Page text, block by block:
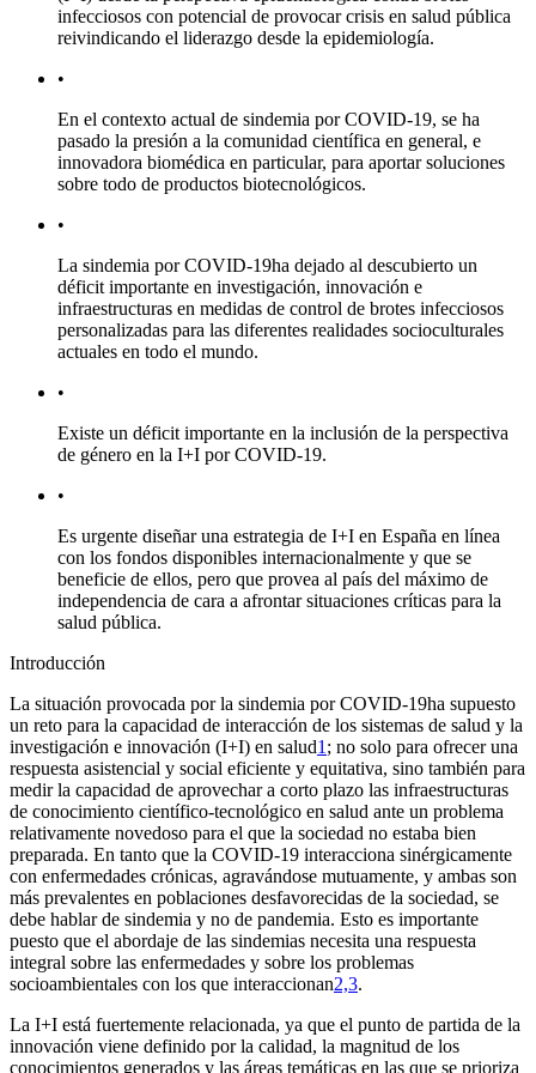
infecciosos con potencial de provocar crisis en salud pública
reivindicando el liderazgo desde la epidemiología.
•
En el contexto actual de sindemia por COVID-19, se ha
pasado la presión a la comunidad científica en general, e
innovadora biomédica en particular, para aportar soluciones
sobre todo de productos biotecnológicos.
•
La sindemia por COVID-19ha dejado al descubierto un
déficit importante en investigación, innovación e
infraestructuras en medidas de control de brotes infecciosos
personalizadas para las diferentes realidades socioculturales
actuales en todo el mundo.
•
Existe un déficit importante en la inclusión de la perspectiva
de género en la I+I por COVID-19.
•
Es urgente diseñar una estrategia de I+I en España en línea
con los fondos disponibles internacionalmente y que se
beneficie de ellos, pero que provea al país del máximo de
independencia de cara a afrontar situaciones críticas para la
salud pública.
Introducción
La situación provocada por la sindemia por COVID-19ha supuesto
un reto para la capacidad de interacción de los sistemas de salud y la
investigación e innovación (I+I) en salud1; no solo para ofrecer una
respuesta asistencial y social eficiente y equitativa, sino también para
medir la capacidad de aprovechar a corto plazo las infraestructuras
de conocimiento científico-tecnológico en salud ante un problema
relativamente novedoso para el que la sociedad no estaba bien
preparada. En tanto que la COVID-19 interacciona sinérgicamente
con enfermedades crónicas, agravándose mutuamente, y ambas son
más prevalentes en poblaciones desfavorecidas de la sociedad, se
debe hablar de sindemia y no de pandemia. Esto es importante
puesto que el abordaje de las sindemias necesita una respuesta
integral sobre las enfermedades y sobre los problemas
socioambientales con los que interaccionan2,3.
La I+I está fuertemente relacionada, ya que el punto de partida de la
innovación viene definido por la calidad, la magnitud de los
conocimientos generados y las áreas temáticas en las que se prioriza